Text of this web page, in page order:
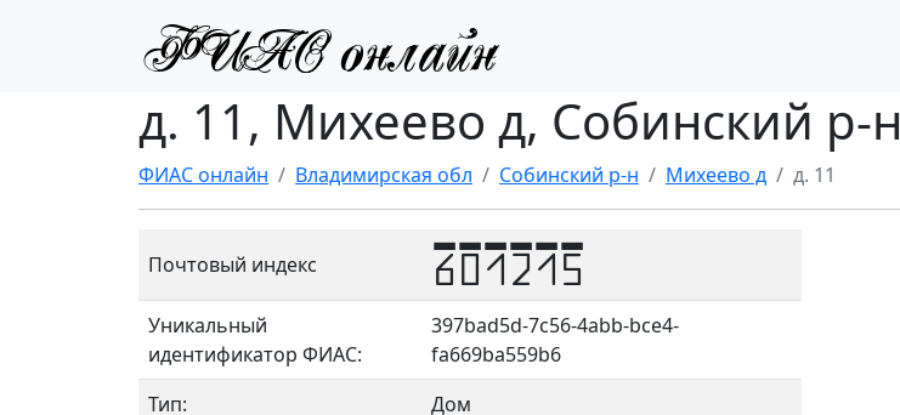
д. 11, Михеево д, Собинский р-н
ФИАС онлайн Владимирская обл Собинский р-н Михеево д д. 11
Почтовый индекс 601215
Уникальный
идентификатор ФИАС:
397bad5d-7c56-4abb-bce4-
fa669ba559b6
Тип:
Дом